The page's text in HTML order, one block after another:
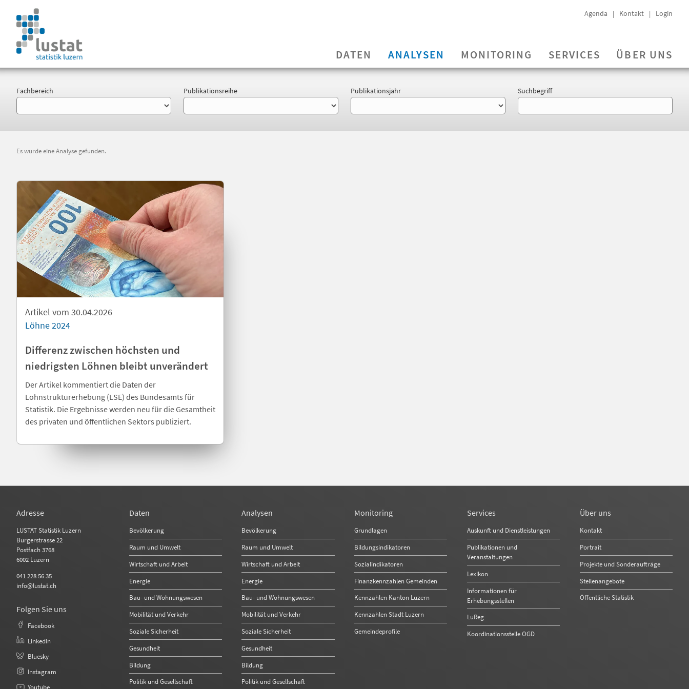
Agenda Kontakt Login
DATEN ANALYSEN MONITORING SERVICES ÜBER UNS
Fachbereich Publikationsreihe Publikationsjahr Suchbegriff
Es wurde eine Analyse gefunden.
Artikel vom 30.04.2026
Löhne 2024
Differenz zwischen höchsten und
niedrigsten Löhnen bleibt unverändert
Der Artikel kommentiert die Daten der
Lohnstrukturerhebung (LSE) des Bundesamts für
Statistik. Die Ergebnisse werden neu für die Gesamtheit
des privaten und öffentlichen Sektors publiziert.
Adresse
LUSTAT Statistik Luzern
Burgerstrasse 22
Postfach 3768
6002 Luzern
041 228 56 35
info@lustat.ch
Folgen Sie uns
Facebook
LinkedIn
Bluesky
Instagram
Youtube
Daten
Bevölkerung
Raum und Umwelt
Wirtschaft und Arbeit
Energie
Bau- und Wohnungswesen
Mobilität und Verkehr
Soziale Sicherheit
Gesundheit
Bildung
Politik und Gesellschaft
Analysen
Bevölkerung
Raum und Umwelt
Wirtschaft und Arbeit
Energie
Bau- und Wohnungswesen
Mobilität und Verkehr
Soziale Sicherheit
Gesundheit
Bildung
Politik und Gesellschaft
Monitoring
Grundlagen
Bildungsindikatoren
Sozialindikatoren
Finanzkennzahlen Gemeinden
Kennzahlen Kanton Luzern
Kennzahlen Stadt Luzern
Gemeindeprofile
Services
Auskunft und Dienstleistungen
Publikationen und
Veranstaltungen
Lexikon
Informationen für
Erhebungsstellen
LuReg
Koordinationsstelle OGD
Über uns
Kontakt
Portrait
Projekte und Sonderaufträge
Stellenangebote
Öffentliche Statistik